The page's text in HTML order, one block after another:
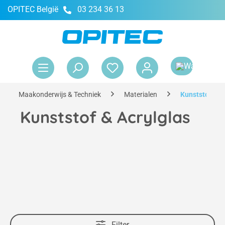
OPITEC België 03 234 36 13
Maakonderwijs & Techniek Materialen Kunststof &
Kunststof & Acrylglas